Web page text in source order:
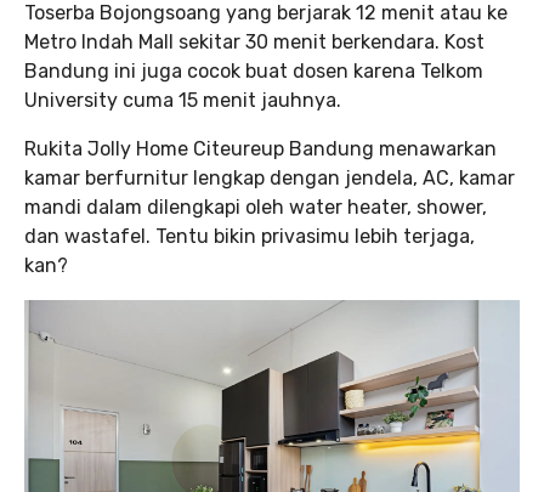
Toserba Bojongsoang yang berjarak 12 menit atau ke
Metro Indah Mall sekitar 30 menit berkendara. Kost
Bandung ini juga cocok buat dosen karena Telkom
University cuma 15 menit jauhnya.
Rukita Jolly Home Citeureup Bandung menawarkan
kamar berfurnitur lengkap dengan jendela, AC, kamar
mandi dalam dilengkapi oleh water heater, shower,
dan wastafel. Tentu bikin privasimu lebih terjaga,
kan?